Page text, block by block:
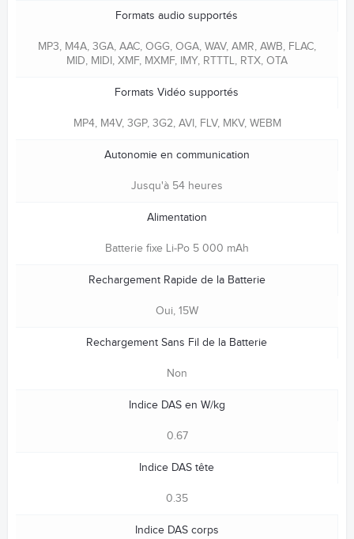
Formats audio supportés
MP3, M4A, 3GA, AAC, OGG, OGA, WAV, AMR, AWB, FLAC,
MID, MIDI, XMF, MXMF, IMY, RTTTL, RTX, OTA
Formats Vidéo supportés
MP4, M4V, 3GP, 3G2, AVI, FLV, MKV, WEBM
Autonomie en communication
Jusqu'à 54 heures
Alimentation
Batterie fixe Li-Po 5 000 mAh
Rechargement Rapide de la Batterie
Oui, 15W
Rechargement Sans Fil de la Batterie
Non
Indice DAS en W/kg
0.67
Indice DAS tête
0.35
Indice DAS corps